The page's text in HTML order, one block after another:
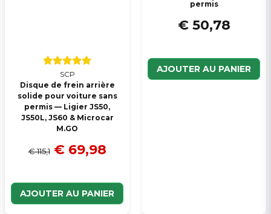
SCP
Disque de frein arrière
solide pour voiture sans
permis — Ligier JS50,
JS50L, JS60 & Microcar
M.GO
€ 115,1 € 69,98
AJOUTER AU PANIER
permis
€ 50,78
AJOUTER AU PANIER